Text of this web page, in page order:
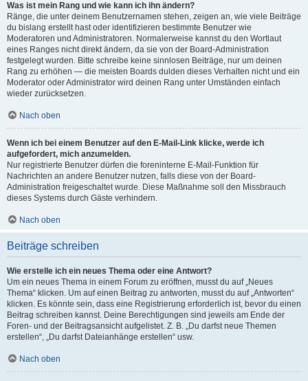
Was ist mein Rang und wie kann ich ihn ändern?
Ränge, die unter deinem Benutzernamen stehen, zeigen an, wie viele Beiträge
du bislang erstellt hast oder identifizieren bestimmte Benutzer wie
Moderatoren und Administratoren. Normalerweise kannst du den Wortlaut
eines Ranges nicht direkt ändern, da sie von der Board-Administration
festgelegt wurden. Bitte schreibe keine sinnlosen Beiträge, nur um deinen
Rang zu erhöhen — die meisten Boards dulden dieses Verhalten nicht und ein
Moderator oder Administrator wird deinen Rang unter Umständen einfach
wieder zurücksetzen.
Nach oben
Wenn ich bei einem Benutzer auf den E-Mail-Link klicke, werde ich
aufgefordert, mich anzumelden.
Nur registrierte Benutzer dürfen die foreninterne E-Mail-Funktion für
Nachrichten an andere Benutzer nutzen, falls diese von der Board-
Administration freigeschaltet wurde. Diese Maßnahme soll den Missbrauch
dieses Systems durch Gäste verhindern.
Nach oben
Beiträge schreiben
Wie erstelle ich ein neues Thema oder eine Antwort?
Um ein neues Thema in einem Forum zu eröffnen, musst du auf „Neues
Thema“ klicken. Um auf einen Beitrag zu antworten, musst du auf „Antworten“
klicken. Es könnte sein, dass eine Registrierung erforderlich ist, bevor du einen
Beitrag schreiben kannst. Deine Berechtigungen sind jeweils am Ende der
Foren- und der Beitragsansicht aufgelistet. Z. B. „Du darfst neue Themen
erstellen“, „Du darfst Dateianhänge erstellen“ usw.
Nach oben